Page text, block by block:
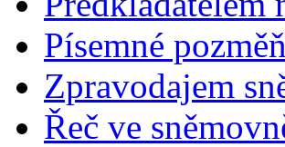
Písemné
Zpravodajem
Řeč ve